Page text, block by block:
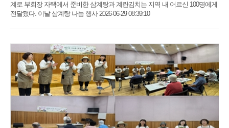
계로 부회장 자택에서 준비한 삼계탕과 계란김치는 지역 내 어르신 100명에게
전달됐다. 이날 삼계탕 나눔 행사 2026-06-29 08:39:10